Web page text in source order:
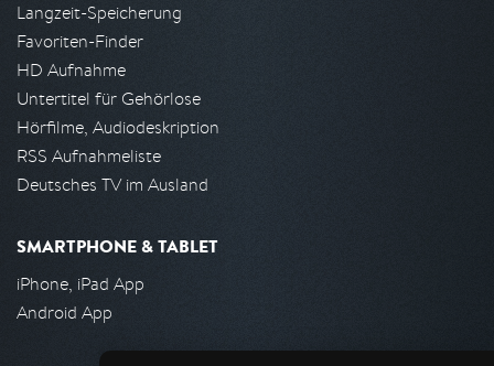
Langzeit-Speicherung
Favoriten-Finder
HD Aufnahme
Untertitel für Gehörlose
Hörfilme, Audiodeskription
RSS Aufnahmeliste
Deutsches TV im Ausland
SMARTPHONE & TABLET
iPhone, iPad App
Android App